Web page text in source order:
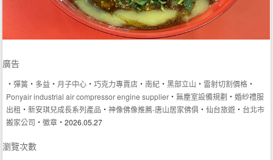
廣告
‧彈簧 ‧ 多益 ‧ 月子中心 ‧巧克力專賣店 ‧南紀 ‧黑部立山 ‧ 雷射切割價格 ‧
Ponyair industrial air compressor engine supplier ‧無塵室設備規劃 ‧婚紗禮服
出租 ‧新安琪兒成長系列產品 ‧神像佛像推薦-唐山居家佛俱 ‧仙台旅遊 ‧ 台北市
搬家公司 ‧徽章 ‧2026.05.27
瀏覽次數